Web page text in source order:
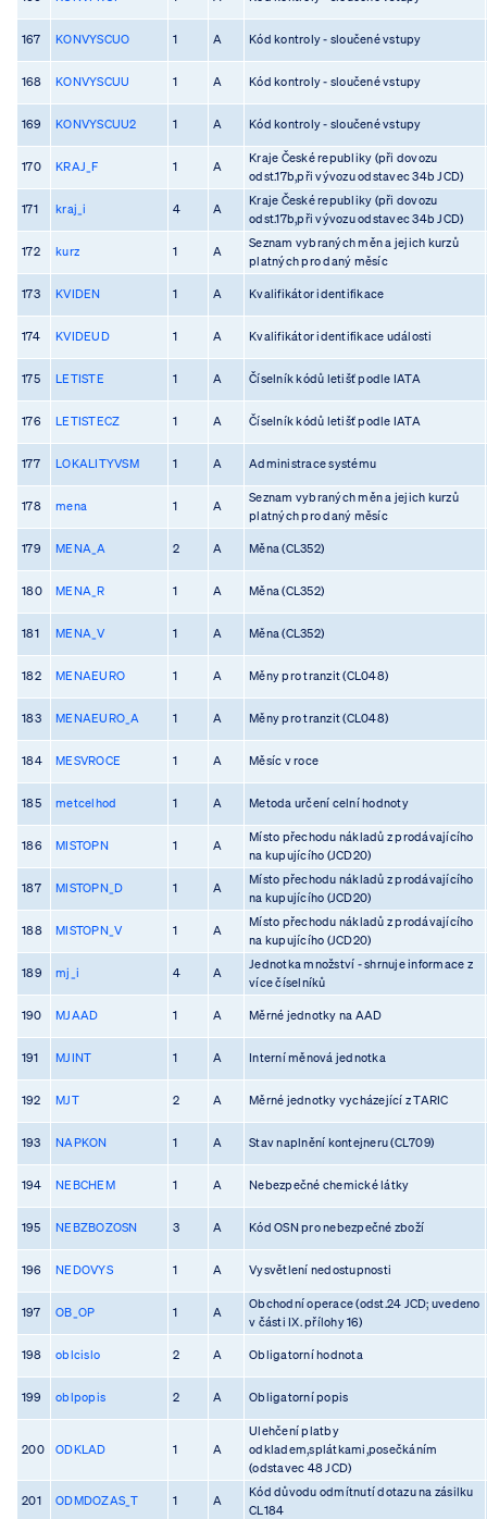
167 KONVYSCUO 1 A Kód kontroly - sloučené vstupy
168 KONVYSCUU 1 A Kód kontroly - sloučené vstupy
169 KONVYSCUU2 1 A Kód kontroly - sloučené vstupy
170 KRAJ_F 1 A
Kraje České republiky (při dovozu
odst.17b,při vývozu odstavec 34b JCD)
171 kraj_i 4 A
Kraje České republiky (při dovozu
odst.17b,při vývozu odstavec 34b JCD)
172 kurz 1 A
Seznam vybraných měn a jejich kurzů
platných pro daný měsíc
173 KVIDEN 1 A Kvalifikátor identifikace
174 KVIDEUD 1 A Kvalifikátor identifikace události
175 LETISTE 1 A Číselník kódů letišť podle IATA
176 LETISTECZ 1 A Číselník kódů letišť podle IATA
177 LOKALITYVSM 1 A Administrace systému
178 mena 1 A
Seznam vybraných měn a jejich kurzů
platných pro daný měsíc
179 MENA_A 2 A Měna (CL352)
180 MENA_R 1 A Měna (CL352)
181 MENA_V 1 A Měna (CL352)
182 MENAEURO 1 A Měny pro tranzit (CL048)
183 MENAEURO_A 1 A Měny pro tranzit (CL048)
184 MESVROCE 1 A Měsíc v roce
185 metcelhod 1 A Metoda určení celní hodnoty
186 MISTOPN 1 A
Místo přechodu nákladů z prodávajícího
na kupujícího (JCD20)
187 MISTOPN_D 1 A
Místo přechodu nákladů z prodávajícího
na kupujícího (JCD20)
188 MISTOPN_V 1 A
Místo přechodu nákladů z prodávajícího
na kupujícího (JCD20)
189 mj_i 4 A
Jednotka množství - shrnuje informace z
více číselníků
190 MJAAD 1 A Měrné jednotky na AAD
191 MJINT 1 A Interní měnová jednotka
192 MJT 2 A Měrné jednotky vycházející z TARIC
193 NAPKON 1 A Stav naplnění kontejneru (CL709)
194 NEBCHEM 1 A Nebezpečné chemické látky
195 NEBZBOZOSN 3 A Kód OSN pro nebezpečné zboží
196 NEDOVYS 1 A Vysvětlení nedostupnosti
197 OB_OP 1 A
Obchodní operace (odst.24 JCD; uvedeno
v části IX. přílohy 16)
198 oblcislo 2 A Obligatorní hodnota
199 oblpopis 2 A Obligatorní popis
200 ODKLAD 1 A
Ulehčení platby
odkladem,splátkami,posečkáním
(odstavec 48 JCD)
201 ODMDOZAS_T 1 A
Kód důvodu odmítnutí dotazu na zásilku
CL184